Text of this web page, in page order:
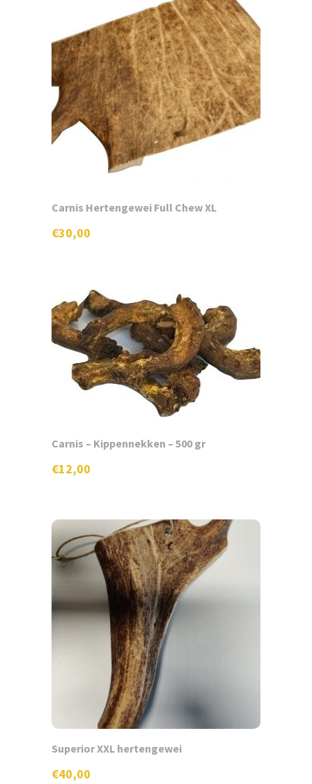
Carnis Hertengewei Full Chew XL
€30,00
Carnis – Kippennekken – 500 gr
€12,00
Superior XXL hertengewei
€40,00